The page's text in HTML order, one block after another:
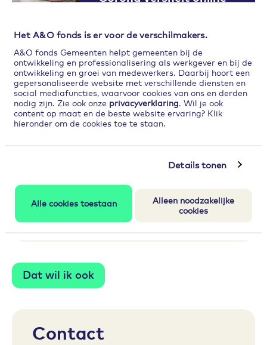
Het A&O fonds is er voor de verschilmakers.
A&O fonds Gemeenten helpt gemeenten bij de
ontwikkeling en professionalisering als werkgever en bij de
ontwikkeling en groei van medewerkers. Daarbij hoort een
gepersonaliseerde website met verschillende diensten en
social mediafuncties, waarvoor cookies van ons en derden
nodig zijn. Zie ook onze privacyverklaring . Wil je ook
content op maat en de beste website ervaring? Klik
hieronder om de cookies toe te staan.
Details tonen
Alle cookies toestaan
Alleen noodzakelijke
cookies
Lees meer
Subsidie en Expertise
van de medewerkers te vergroten? Klik
dan op de knop'Dat wil ik ook'en
A&O fonds Gemeenten helpt je verder
met subsidie en expertise.
Dat wil ik ook
Contact